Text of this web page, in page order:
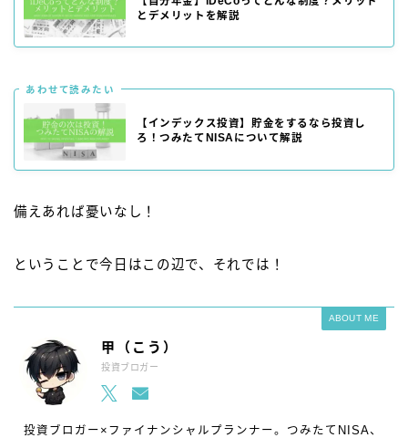
とデメリットを解説
あわせて読みたい
【インデックス投資】貯金をするなら投資し
ろ！つみたてNISAについて解説
備えあれば憂いなし！
ということで今日はこの辺で、それでは！
ABOUT ME
甲（こう）
投資ブロガー
投資ブロガー×ファイナンシャルプランナー。つみたてNISA、